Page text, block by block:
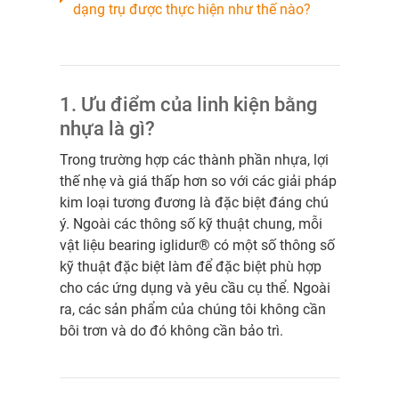
dạng trụ được thực hiện như thế nào?
1. Ưu điểm của linh kiện bằng
nhựa là gì?
Trong trường hợp các thành phần nhựa, lợi
thế nhẹ và giá thấp hơn so với các giải pháp
kim loại tương đương là đặc biệt đáng chú
ý. Ngoài các thông số kỹ thuật chung, mỗi
vật liệu bearing iglidur® có một số thông số
kỹ thuật đặc biệt làm để đặc biệt phù hợp
cho các ứng dụng và yêu cầu cụ thể. Ngoài
ra, các sản phẩm của chúng tôi không cần
bôi trơn và do đó không cần bảo trì.